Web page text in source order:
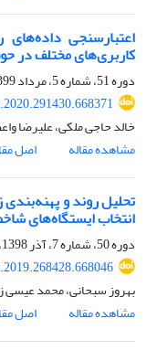
کاربری‌های مختلف در
دوره 51، شماره 5، مرداد 1399، صفحه
خالد حاجی ملکی، علیرضا
مشاهده مقاله
اصل
تحلیل روند و
انتخاب ایستگاه‌های
دوره 50، شماره 7، آذر 1398، صفحه
بهروز سبحانی، محمد عیسی
مشاهده مقاله
اصل